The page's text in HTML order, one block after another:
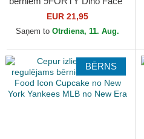
no New EraEUR 21,95
Saņem to Otrdiena, 11. Aug.
BĒRNS